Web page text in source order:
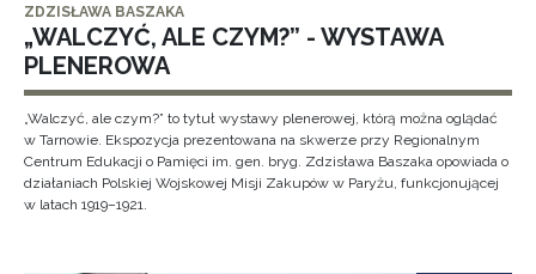
ZDZISŁAWA BASZAKA
„WALCZYĆ, ALE CZYM?” - WYSTAWA
PLENEROWA
„Walczyć, ale czym?” to tytuł wystawy plenerowej, którą można oglądać
w Tarnowie. Ekspozycja prezentowana na skwerze przy Regionalnym
Centrum Edukacji o Pamięci im. gen. bryg. Zdzisława Baszaka opowiada o
działaniach Polskiej Wojskowej Misji Zakupów w Paryżu, funkcjonującej
w latach 1919–1921.